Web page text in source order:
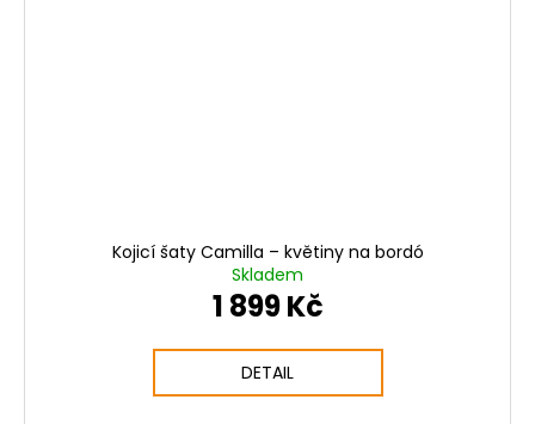
Kojicí šaty Camilla – květiny na bordó
Skladem
1 899 Kč
DETAIL